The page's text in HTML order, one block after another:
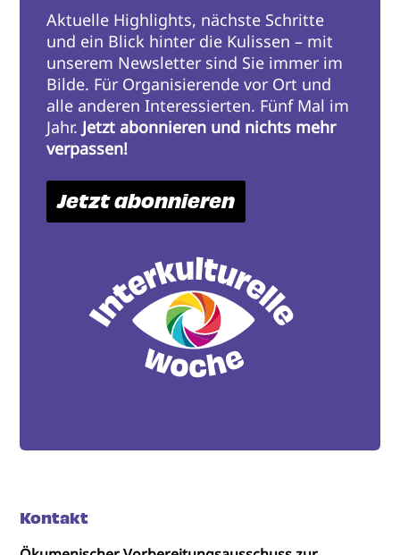
Aktuelle Highlights, nächste Schritte
und ein Blick hinter die Kulissen – mit
unserem Newsletter sind Sie immer im
Bilde. Für Organisierende vor Ort und
alle anderen Interessierten. Fünf Mal im
Jahr. Jetzt abonnieren und nichts mehr
verpassen!
Jetzt abonnieren
Kontakt